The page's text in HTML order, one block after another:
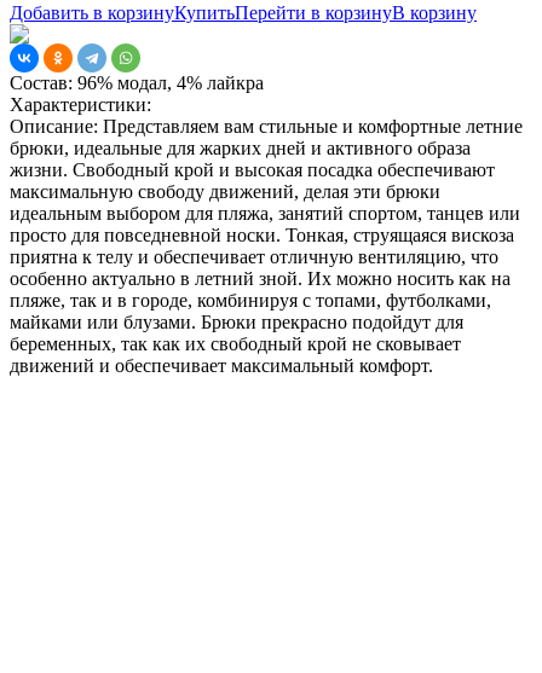
Добавить в корзинуКупитьПерейти в корзинуВ корзину
Состав: 96% модал, 4% лайкра
Характеристики:
Описание: Представляем вам стильные и комфортные летние
брюки, идеальные для жарких дней и активного образа
жизни. Свободный крой и высокая посадка обеспечивают
максимальную свободу движений, делая эти брюки
идеальным выбором для пляжа, занятий спортом, танцев или
просто для повседневной носки. Тонкая, струящаяся вискоза
приятна к телу и обеспечивает отличную вентиляцию, что
особенно актуально в летний зной. Их можно носить как на
пляже, так и в городе, комбинируя с топами, футболками,
майками или блузами. Брюки прекрасно подойдут для
беременных, так как их свободный крой не сковывает
движений и обеспечивает максимальный комфорт.